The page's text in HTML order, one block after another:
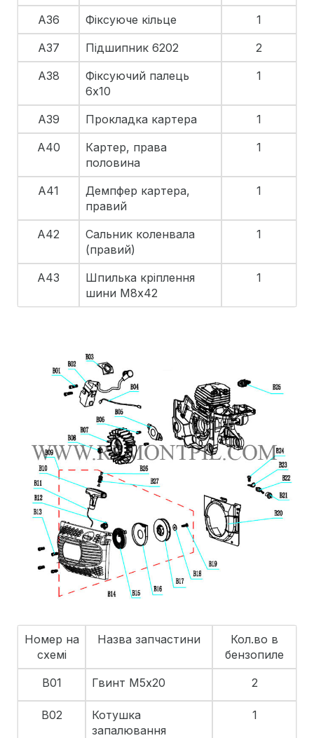
A36 Фіксуюче кільце
1
A37
Підшипник 6202
2
A38
Фіксуючий палець
6х10
1
A39 Прокладка картера
1
A40
Картер, права
половина
1
A41
Демпфер картера,
правий
1
A42
Сальник коленвала
(правий)
1
A43
Шпилька кріплення
шини М8х42
1
Номер на
схемі
Назва запчастини
Кол.во в
бензопиле
B01
Гвинт М5х20 2
B02
Котушка
запалювання
1